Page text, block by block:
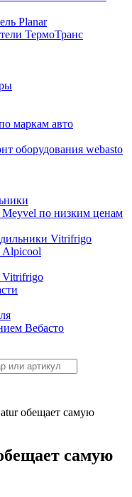
Planar
ТермоТранс
маркам авто
оборудования webasto
по низким ценам
Vitrifrigo
Alpicool
Vitrifrigo
Вебасто
обещает самую
самую